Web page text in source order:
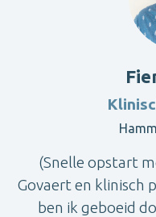
(Snelle opstart
Govaert en klinisch
ben ik geboeid